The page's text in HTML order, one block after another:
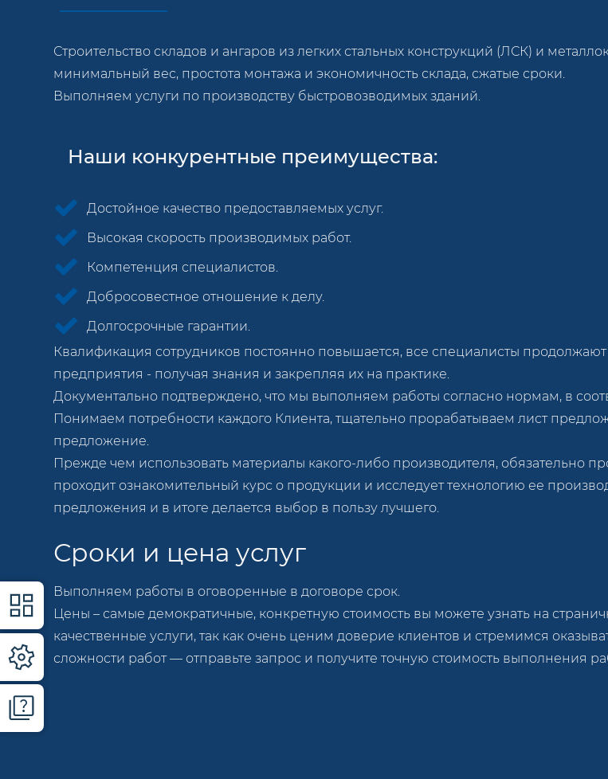
Строительство складов и ангаров из легких стальных конструкций (ЛСК) и
минимальный вес, простота монтажа и экономичность склада, сжатые сроки.
Выполняем услуги по производству быстровозводимых зданий.
Наши конкурентные преимущества:
Достойное качество предоставляемых услуг.
Высокая скорость производимых работ.
Компетенция специалистов.
Добросовестное отношение к делу.
Долгосрочные гарантии.
Квалификация сотрудников постоянно повышается, все специалисты
предприятия - получая знания и закрепляя их на практике.
Документально подтверждено, что мы выполняем работы согласно нормам, в
Понимаем потребности каждого Клиента, тщательно прорабатываем лист
предложение.
Прежде чем использовать материалы какого-либо производителя, обязательно
проходит ознакомительный курс о продукции и исследует технологию ее
предложения и в итоге делается выбор в пользу лучшего.
Сроки и цена услуг
Выполняем работы в оговоренные в договоре срок.
Цены – самые демократичные, конкретную стоимость вы можете узнать на
качественные услуги, так как очень ценим доверие клиентов и стремимся
сложности работ — отправьте запрос и получите точную стоимость выполнения